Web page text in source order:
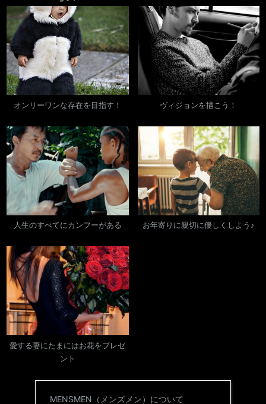
オンリーワンな存在を目指す！ ヴィジョンを描こう！
人生のすべてにカンフーがある お年寄りに親切に優しくしよう♪
愛する妻にたまにはお花をプレゼ
ント
MENSMEN（メンズメン）について